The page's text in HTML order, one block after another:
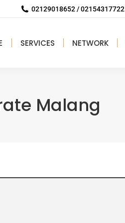
02129018652 / 02154317722
SERVICES NETWORK
Malang